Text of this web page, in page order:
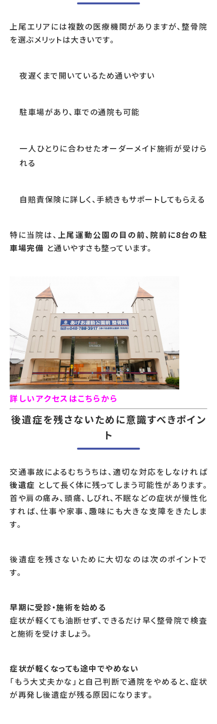
上尾エリアには複数の医療機関がありますが、整骨院
を選ぶメリットは大きいです。
夜遅くまで開いているため通いやすい
駐車場があり、車での通院も可能
一人ひとりに合わせたオーダーメイド施術が受けら
れる
自賠責保険に詳しく、手続きもサポートしてもらえる
特に当院は、 上尾運動公園の目の前、院前に8台の駐
車場完備 と通いやすさも整っています。
詳しいアクセスはこちらから
後遺症を残さないために意識すべきポイン
ト
交通事故によるむちうちは、適切な対応をしなければ
後遺症 として長く体に残ってしまう可能性があります。
首や肩の痛み、頭痛、しびれ、不眠などの症状が慢性化
すれば、仕事や家事、趣味にも大きな支障をきたしま
す。
後遺症を残さないために大切なのは次のポイントで
す。
早期に受診・施術を始める
症状が軽くても油断せず、できるだけ早く整骨院で検査
と施術を受けましょう。
症状が軽くなっても途中でやめない
「もう大丈夫かな」と自己判断で通院をやめると、症状
が再発し後遺症が残る原因になります。